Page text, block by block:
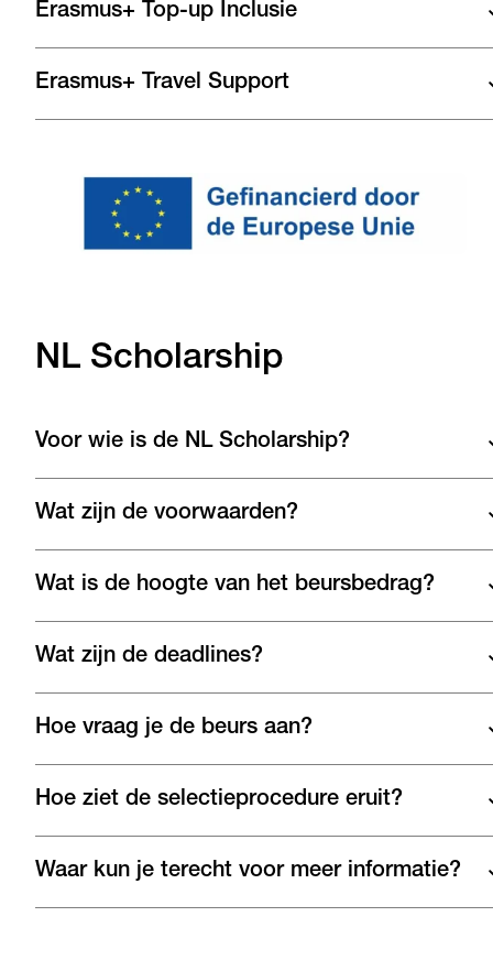
Erasmus+ Top-up Inclusie
Erasmus+ Travel Support
NL Scholarship
Voor wie is de NL Scholarship?
Wat zijn de voorwaarden?
Wat is de hoogte van het beursbedrag?
Wat zijn de deadlines?
Hoe vraag je de beurs aan?
Hoe ziet de selectieprocedure eruit?
Waar kun je terecht voor meer informatie?